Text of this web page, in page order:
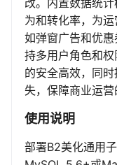
改。内置数据统
为和转化率，为
如弹窗广告和优
持多用户角色和
的安全高效，同
失，保障商业运营
使用说明
部署B2美化通用